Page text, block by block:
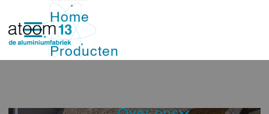
Home
Producten